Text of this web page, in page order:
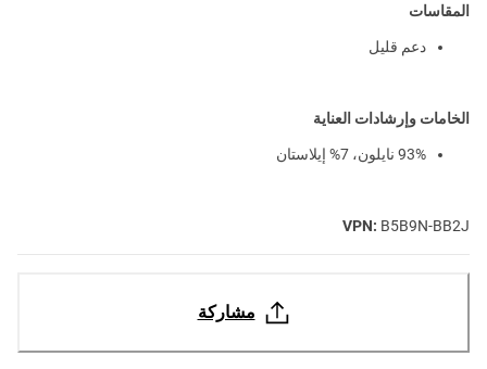
المقاسات
دعم قليل
الخامات وإرشادات العناية
93% نايلون، 7% إيلاستان
VPN: B5B9N-BB2J
مشاركة